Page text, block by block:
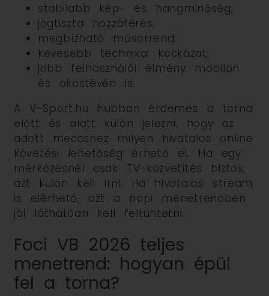
stabilabb kép- és hangminőség;
jogtiszta hozzáférés;
megbízható műsorrend;
kevesebb technikai kockázat;
jobb felhasználói élmény mobilon
és okostévén is.
A V-Sport.hu hubban érdemes a torna
előtt és alatt külön jelezni, hogy az
adott meccshez milyen hivatalos online
követési lehetőség érhető el. Ha egy
mérkőzésnél csak TV-közvetítés biztos,
azt külön kell írni. Ha hivatalos stream
is elérhető, azt a napi menetrendben
jól láthatóan kell feltüntetni.
Foci VB 2026 teljes
menetrend: hogyan épül
fel a torna?